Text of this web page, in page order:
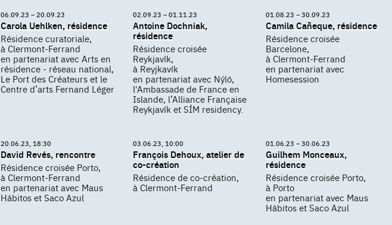
06.09.23 – 20.09.23
Carola Uehlken, résidence
Résidence curatoriale,
à Clermont-Ferrand
en partenariat avec Arts en
résidence - réseau national,
Le Port des Créateurs et le
Centre d’arts Fernand Léger
02.09.23 – 01.11.23
Antoine Dochniak,
résidence
Résidence croisée
Reykjavík,
à Reyjkavík
en partenariat avec Nýló,
l'Ambassade de France en
Islande, l’Alliance Française
Reykjavík et SÍM residency.
01.08.23 – 30.09.23
Camila Cañeque, résidence
Résidence croisée
Barcelone,
à Clermont-Ferrand
en partenariat avec
Homesession
20.06.23, 18:30
David Revés, rencontre
Résidence croisée Porto,
à Clermont-Ferrand
en partenariat avec Maus
Hábitos et Saco Azul
03.06.23, 10:00
François Dehoux, atelier de
co-création
Résidence de co-création,
à Clermont-Ferrand
01.06.23 – 30.06.23
Guilhem Monceaux,
résidence
Résidence croisée Porto,
à Porto
en partenariat avec Maus
Hábitos et Saco Azul